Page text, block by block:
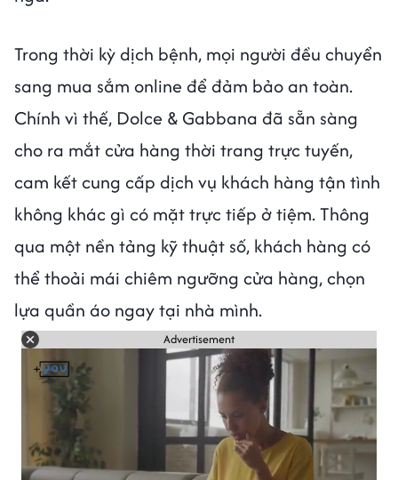
Trong thời kỳ dịch bệnh, mọi người đều chuyển
sang mua sắm online để đảm bảo an toàn.
Chính vì thế, Dolce & Gabbana đã sẵn sàng
cho ra mắt cửa hàng thời trang trực tuyến,
cam kết cung cấp dịch vụ khách hàng tận tình
không khác gì có mặt trực tiếp ở tiệm. Thông
qua một nền tảng kỹ thuật số, khách hàng có
thể thoải mái chiêm ngưỡng cửa hàng, chọn
lựa quần áo ngay tại nhà mình.
Advertisement